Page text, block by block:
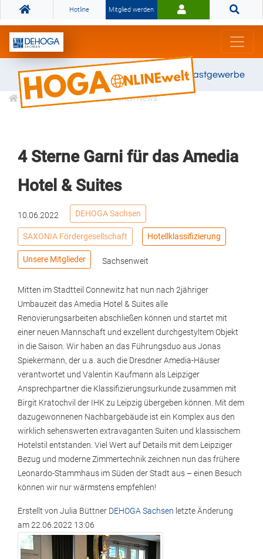
Hotline Mitglied werden
Gemeinsam stark für das Gastgewerbe
Informationen Branchen News
4 Sterne Garni für das Amedia
Hotel & Suites
10.06.2022 DEHOGA Sachsen
SAXONIA Fördergesellschaft Hotellklassifizierung
Unsere Mitglieder Sachsenweit
Mitten im Stadtteil Connewitz hat nun nach 2jähriger
Umbauzeit das Amedia Hotel & Suites alle
Renovierungsarbeiten abschließen können und startet mit
einer neuen Mannschaft und exzellent durchgestyltem Objekt
in die Saison. Wir haben an das Führungsduo aus Jonas
Spiekermann, der u.a. auch die Dresdner Amedia-Häuser
verantwortet und Valentin Kaufmann als Leipziger
Ansprechpartner die Klassifizierungsurkunde zusammen mit
Birgit Kratochvil der IHK zu Leipzig übergeben können. Mit dem
dazugewonnenen Nachbargebäude ist ein Komplex aus den
wirklich sehenswerten extravaganten Suiten und klassischem
Hotelstil entstanden. Viel Wert auf Details mit dem Leipziger
Bezug und moderne Zimmertechnik zeichnen nun das frühere
Leonardo-Stammhaus im Süden der Stadt aus – einen Besuch
können wir nur wärmstens empfehlen!
Erstellt von Julia Büttner DEHOGA Sachsen letzte Änderung
am22.06.2022 13:06